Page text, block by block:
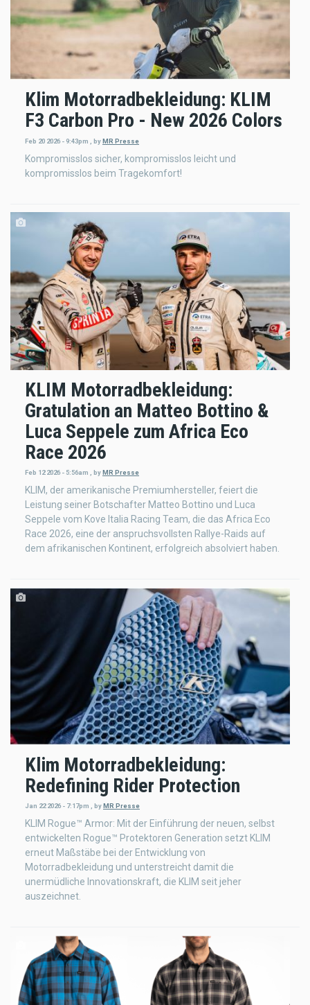
Klim Motorradbekleidung: KLIM
F3 Carbon Pro - New 2026 Colors
Feb 20 2026 - 9:43pm byMR Presse
Kompromisslos sicher, kompromisslos leicht und
kompromisslos beim Tragekomfort!
KLIM Motorradbekleidung:
Gratulation an Matteo Bottino &
Luca Seppele zum Africa Eco
Race 2026
Feb 12 2026 - 5:56am byMR Presse
KLIM, der amerikanische Premiumhersteller, feiert die
Leistung seiner Botschafter Matteo Bottino und Luca
Seppele vom Kove Italia Racing Team, die das Africa Eco
Race 2026, eine der anspruchsvollsten Rallye-Raids auf
dem afrikanischen Kontinent, erfolgreich absolviert haben.
Klim Motorradbekleidung:
Redefining Rider Protection
Jan 22 2026 - 7:17pm byMR Presse
KLIM Rogue™ Armor: Mit der Einführung der neuen, selbst
entwickelten Rogue™ Protektoren Generation setzt KLIM
erneut Maßstäbe bei der Entwicklung von
Motorradbekleidung und unterstreicht damit die
unermüdliche Innovationskraft, die KLIM seit jeher
auszeichnet.